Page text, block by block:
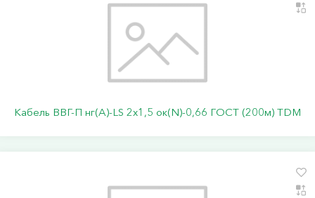
Кабель ВВГ-П нг(А)-LS 2х1,5 ок(N)-0,66 ГОСТ (200м) TDM